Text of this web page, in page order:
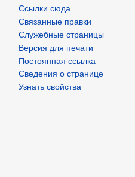
Ссылки сюда
Связанные правки
Служебные страницы
Версия для печати
Постоянная ссылка
Сведения о странице
Узнать свойства